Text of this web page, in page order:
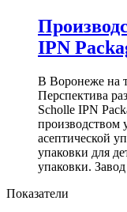
IPN
В Воронеже на
Перспектива
Scholle IPN
производством
асептической
упаковки для
упаковки.
Показатели